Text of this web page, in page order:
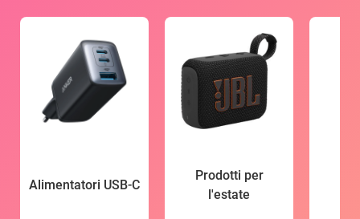
Alimentatori USB-C
Prodotti per
l'estate